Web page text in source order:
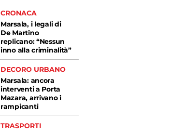
CRONACA
Marsala, i legali di
De Martino
replicano: “Nessun
inno alla criminalità”
DECORO URBANO
Marsala: ancora
interventi a Porta
Mazara, arrivano i
rampicanti
TRASPORTI